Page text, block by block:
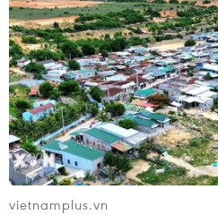
CƠ QUAN CHỦ QUẢN: THÔNG TẤN XÃ
Tổng Biên tập: TRẦN TIẾN
Phó Tổng Biên tập: NGUYỄN
vietnamplus.vn